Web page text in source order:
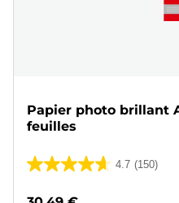
Papier photo brillant
feuilles
4.7 (150)
4.7